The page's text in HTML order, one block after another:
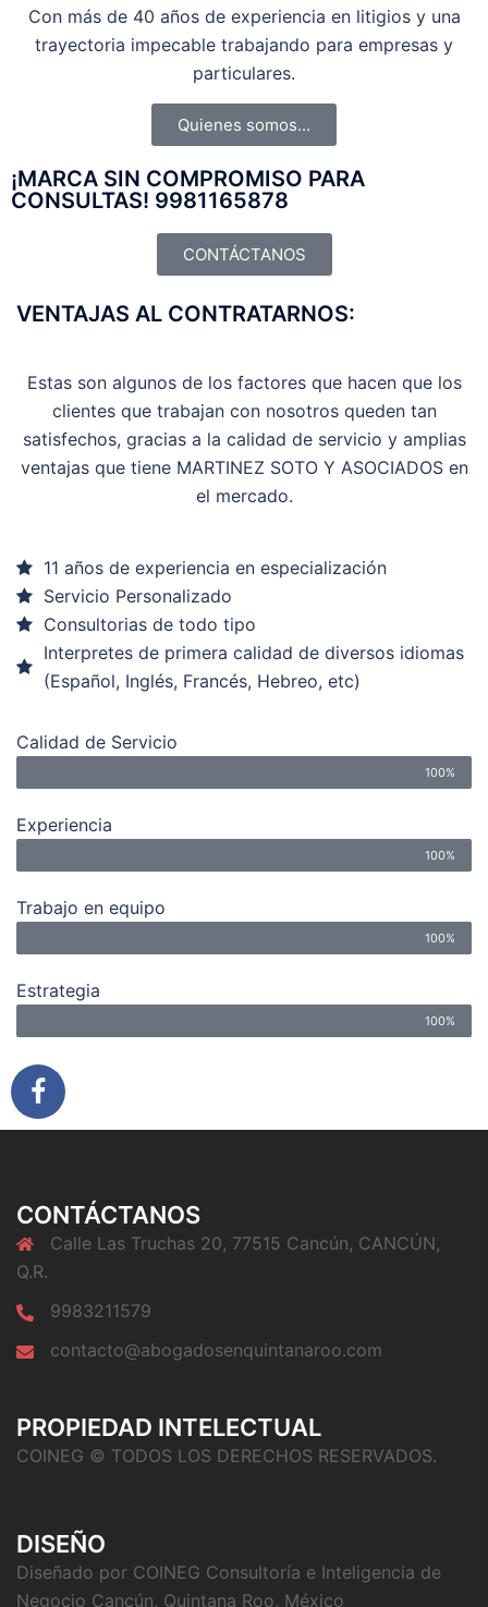
Con más de 40 años de experiencia en litigios y una
trayectoria impecable trabajando para empresas y
particulares.
Quienes somos...
¡MARCA SIN COMPROMISO PARA
CONSULTAS! 9981165878
CONTÁCTANOS
VENTAJAS AL CONTRATARNOS:
Estas son algunos de los factores que hacen que los
clientes que trabajan con nosotros queden tan
satisfechos, gracias a la calidad de servicio y amplias
ventajas que tiene MARTINEZ SOTO Y ASOCIADOS en
el mercado.
11 años de experiencia en especialización
Servicio Personalizado
Consultorias de todo tipo
Interpretes de primera calidad de diversos idiomas
(Español, Inglés, Francés, Hebreo, etc)
Calidad de Servicio
100%
Experiencia
100%
Trabajo en equipo
100%
Estrategia
100%
CONTÁCTANOS
Calle Las Truchas 20, 77515 Cancún, CANCÚN,
Q.R.
9983211579
contacto@abogadosenquintanaroo.com
PROPIEDAD INTELECTUAL
COINEG © TODOS LOS DERECHOS RESERVADOS.
DISEÑO
Diseñado por COINEG Consultoría e Inteligencia de
Negocio Cancún, Quintana Roo, México